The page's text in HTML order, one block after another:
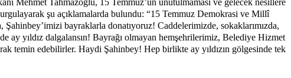
şu açıklamalarda bulundu: “15 Temmuz Demokrasi ve Millî
Şahinbey’imizi bayraklarla donatıyoruz! Caddelerimizde, sokaklarımızda,
ay yıldız dalgalansın! Bayrağı olmayan hemşehrilerimiz, Belediye Hizmet
temin edebilirler. Haydi Şahinbey! Hep birlikte ay yıldızın gölgesinde tek